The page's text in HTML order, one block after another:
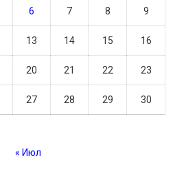
6 7 8 9
13 14 15 16
20 21 22 23
27 28 29 30
« Июл